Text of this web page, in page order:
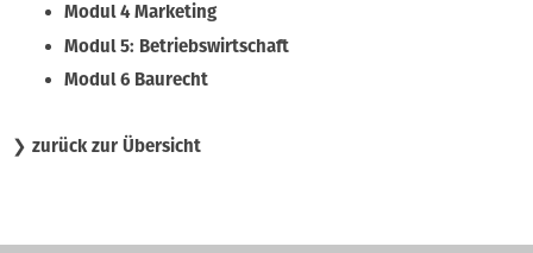
Modul 4 Marketing
Modul 5: Betriebswirtschaft
Modul 6 Baurecht
❯ zurück zur Übersicht